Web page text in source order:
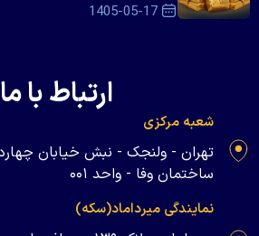
1405-05-17
ارتباط با ما
شعبه مرکزی
ساختمان وفا - واحد ۰۰۱
نمایندگی میرداماد(سکه)